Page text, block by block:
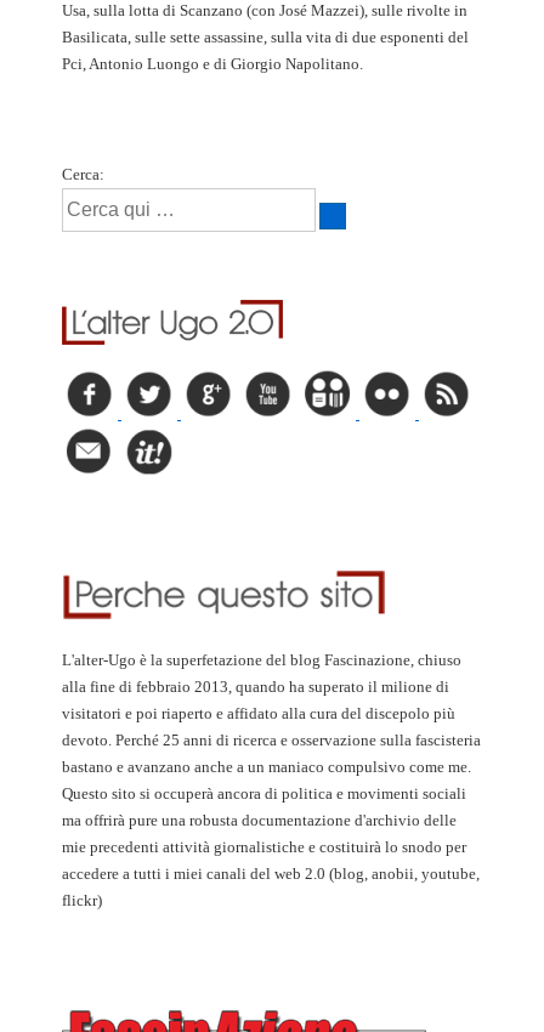
Usa, sulla lotta di Scanzano (con José Mazzei), sulle rivolte in
Basilicata, sulle sette assassine, sulla vita di due esponenti del
Pci, Antonio Luongo e di Giorgio Napolitano.
Cerca:
L'alter-Ugo è la superfetazione del blog Fascinazione, chiuso
alla fine di febbraio 2013, quando ha superato il milione di
visitatori e poi riaperto e affidato alla cura del discepolo più
devoto. Perché 25 anni di ricerca e osservazione sulla fascisteria
bastano e avanzano anche a un maniaco compulsivo come me.
Questo sito si occuperà ancora di politica e movimenti sociali
ma offrirà pure una robusta documentazione d'archivio delle
mie precedenti attività giornalistiche e costituirà lo snodo per
accedere a tutti i miei canali del web 2.0 (blog, anobii, youtube,
flickr)